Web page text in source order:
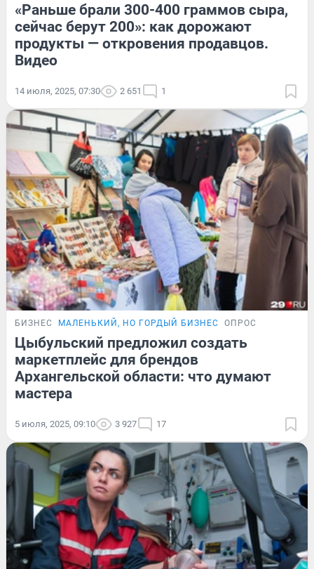
«Раньше брали 300-400 граммов сыра,
сейчас берут 200»: как дорожают
продукты — откровения продавцов.
Видео
14 июля, 2025, 07:30 2 651 1
БИЗНЕС МАЛЕНЬКИЙ, НО ГОРДЫЙ БИЗНЕС ОПРОС
Цыбульский предложил создать
маркетплейс для брендов
Архангельской области: что думают
мастера
5 июля, 2025, 09:10 3 927 17